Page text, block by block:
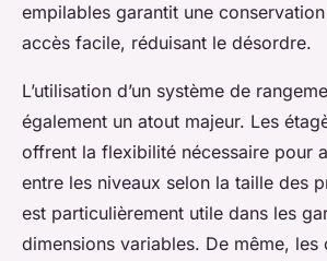
empilables garantit une
accès facile, réduisant le désordre.
L’utilisation d’un système de
également un atout majeur. Les
offrent la flexibilité nécessaire pour
entre les niveaux selon la taille des
est particulièrement utile dans les
dimensions variables. De même, les